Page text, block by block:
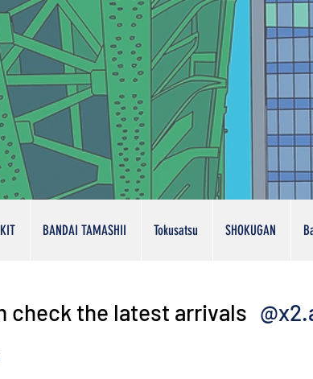
BANDAI TAMASHII Tokusatsu SHOKUGAN
check the latest arrivals